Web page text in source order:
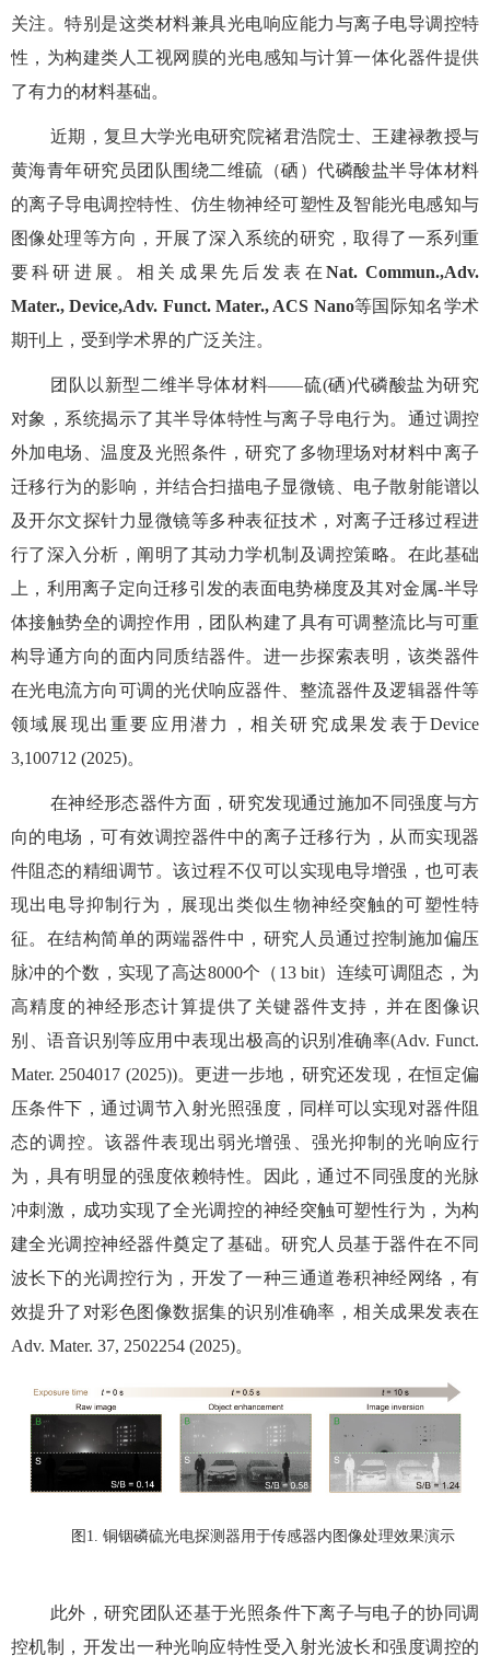
关注。特别是这类材料兼具光电响应能力与离子电导调控特
性，为构建类人工视网膜的光电感知与计算一体化器件提供
了有力的材料基础。
近期，复旦大学光电研究院褚君浩院士、王建禄教授与
黄海青年研究员团队围绕二维硫（硒）代磷酸盐半导体材料
的离子导电调控特性、仿生物神经可塑性及智能光电感知与
图像处理等方向，开展了深入系统的研究，取得了一系列重
要科研进展。相关成果先后发表在 Nat. Commun.,Adv.
Mater., Device,Adv. Funct. Mater., ACS Nano等国际知名学术
期刊上，受到学术界的广泛关注。
团队以新型二维半导体材料——硫(硒)代磷酸盐为研究
对象，系统揭示了其半导体特性与离子导电行为。通过调控
外加电场、温度及光照条件，研究了多物理场对材料中离子
迁移行为的影响，并结合扫描电子显微镜、电子散射能谱以
及开尔文探针力显微镜等多种表征技术，对离子迁移过程进
行了深入分析，阐明了其动力学机制及调控策略。在此基础
上，利用离子定向迁移引发的表面电势梯度及其对金属-半导
体接触势垒的调控作用，团队构建了具有可调整流比与可重
构导通方向的面内同质结器件。进一步探索表明，该类器件
在光电流方向可调的光伏响应器件、整流器件及逻辑器件等
领域展现出重要应用潜力，相关研究成果发表于Device
3,100712 (2025)。
在神经形态器件方面，研究发现通过施加不同强度与方
向的电场，可有效调控器件中的离子迁移行为，从而实现器
件阻态的精细调节。该过程不仅可以实现电导增强，也可表
现出电导抑制行为，展现出类似生物神经突触的可塑性特
征。在结构简单的两端器件中，研究人员通过控制施加偏压
脉冲的个数，实现了高达8000个（ 13 bit）连续可调阻态，为
高精度的神经形态计算提供了关键器件支持，并在图像识
别、语音识别等应用中表现出极高的识别准确率(Adv. Funct.
Mater. 2504017 (2025))。更进一步地，研究还发现，在恒定偏
压条件下，通过调节入射光照强度，同样可以实现对器件阻
态的调控。该器件表现出弱光增强、强光抑制的光响应行
为，具有明显的强度依赖特性。因此，通过不同强度的光脉
冲刺激，成功实现了全光调控的神经突触可塑性行为，为构
建全光调控神经器件奠定了基础。研究人员基于器件在不同
波长下的光调控行为，开发了一种三通道卷积神经网络，有
效提升了对彩色图像数据集的识别准确率，相关成果发表在
Adv. Mater. 37, 2502254 (2025)。
图 1. 铜铟磷硫光电探测器用于传感器内图像处理效果演示
此外，研究团队还基于光照条件下离子与电子的协同调
控机制，开发出一种光响应特性受入射光波长和强度调控的